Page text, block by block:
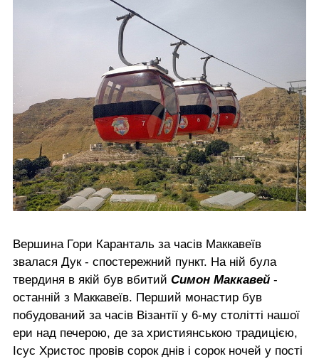
Вершина Гори Каранталь за часів Маккавеїв
звалася Дук - спостережний пункт. На ній була
твердиня в якій був вбитий Симон Маккавей -
останній з Маккавеїв. Перший монастир був
побудований за часів Візантії у 6-му столітті нашої
ери над печерою, де за християнською традицією,
Ісус Христос провів сорок днів і сорок ночей у пості